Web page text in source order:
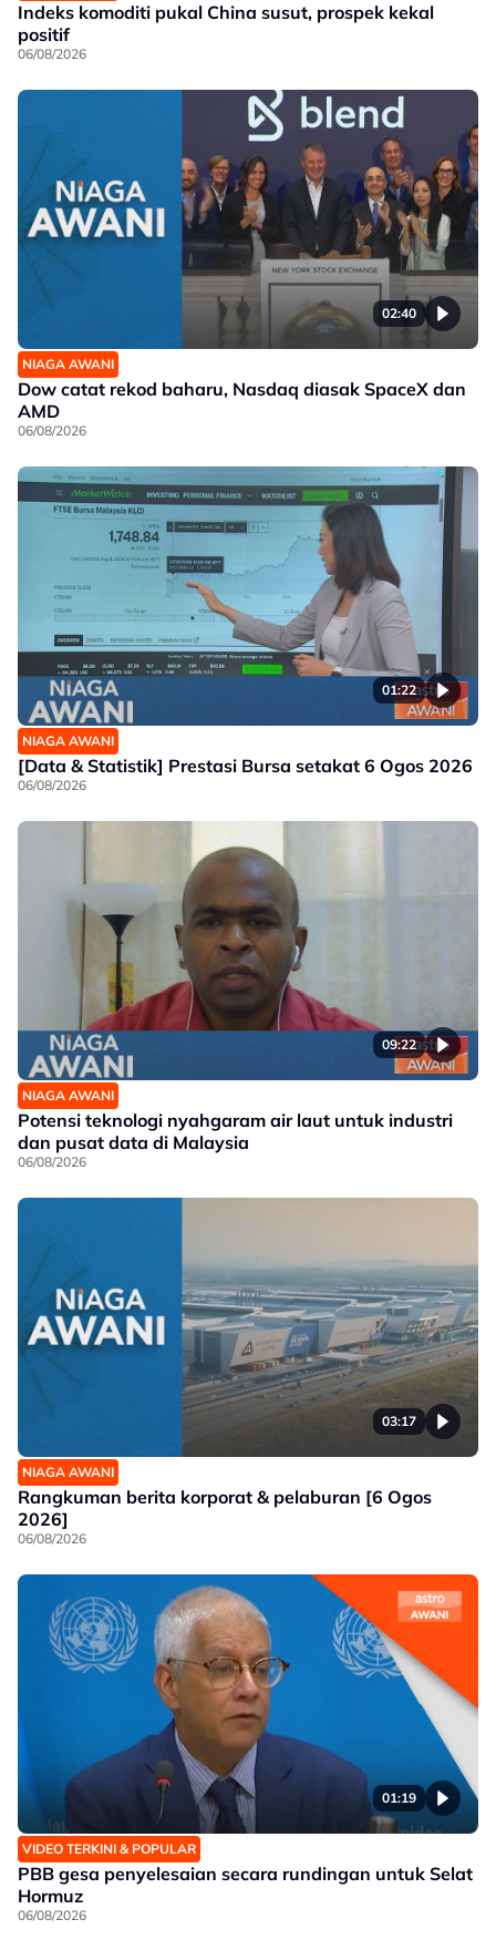
Indeks komoditi pukal China susut, prospek kekal
positif
06/08/2026
02:40
NIAGA AWANI
Dow catat rekod baharu, Nasdaq diasak SpaceX dan
AMD
06/08/2026
01:22
NIAGA AWANI
[Data & Statistik] Prestasi Bursa setakat 6 Ogos 2026
06/08/2026
09:22
NIAGA AWANI
Potensi teknologi nyahgaram air laut untuk industri
dan pusat data di Malaysia
06/08/2026
03:17
NIAGA AWANI
Rangkuman berita korporat & pelaburan [6 Ogos
2026]
06/08/2026
01:19
VIDEO TERKINI & POPULAR
PBB gesa penyelesaian secara rundingan untuk Selat
Hormuz
06/08/2026